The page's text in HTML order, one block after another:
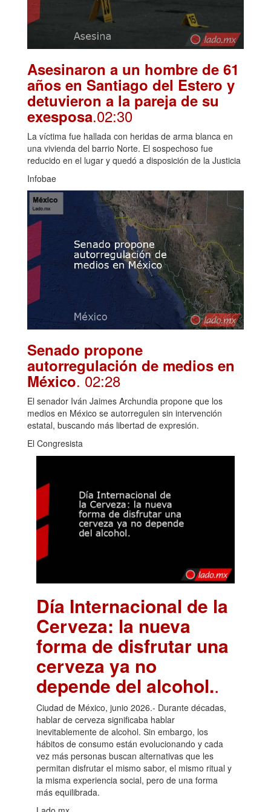
Asesinaron a un hombre de 61
años en Santiago del Estero y
detuvieron a la pareja de su
exesposa.02:30
La víctima fue hallada con heridas de arma blanca en
una vivienda del barrio Norte. El sospechoso fue
reducido en el lugar y quedó a disposición de la Justicia
Infobae
Senado propone
autorregulación de medios en
México. 02:28
El senador Iván Jaimes Archundia propone que los
medios en México se autorregulen sin intervención
estatal, buscando más libertad de expresión.
El Congresista
Día Internacional de la
Cerveza: la nueva
forma de disfrutar una
cerveza ya no
depende del alcohol..
Ciudad de México, junio 2026.- Durante décadas,
hablar de cerveza significaba hablar
inevitablemente de alcohol. Sin embargo, los
hábitos de consumo están evolucionando y cada
vez más personas buscan alternativas que les
permitan disfrutar el mismo sabor, el mismo ritual y
la misma experiencia social, pero de una forma
más equilibrada.